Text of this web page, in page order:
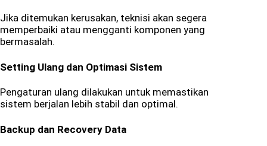
Jika ditemukan kerusakan, teknisi akan segera
memperbaiki atau mengganti komponen yang
bermasalah.
Setting Ulang dan Optimasi Sistem
Pengaturan ulang dilakukan untuk memastikan
sistem berjalan lebih stabil dan optimal.
Backup dan Recovery Data